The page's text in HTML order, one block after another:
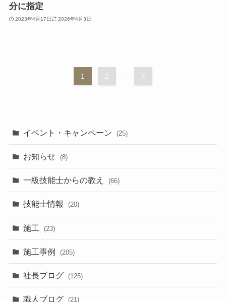
分に指定
2023年4月17日 2026年4月3日
1 2 ... 7
イベント・キャンペーン (25)
お知らせ (8)
一級技能士からの教え (66)
技能士情報 (20)
施工 (23)
施工事例 (205)
社長ブログ (125)
職人ブログ (21)